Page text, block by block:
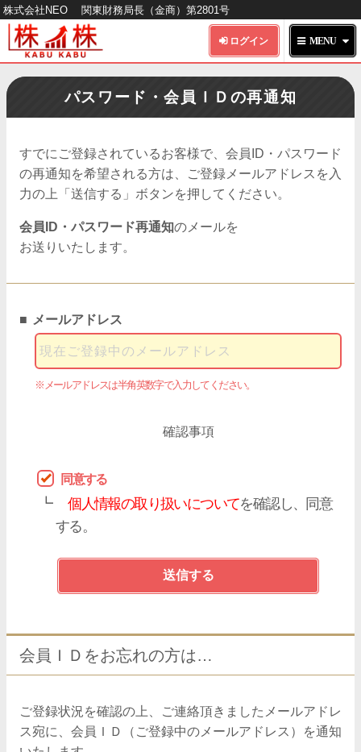
株式会社NEO 関東財務局長（金商）第2801号
HOME
提供プラン
サイトのご利用方法
パスワード・会員ＩＤの再通知
すでにご登録されているお客様で、会員ID・パスワード
の再通知を希望される方は、
ご登録メールアドレス を入
力の上
「送信する」ボタンを押してください。
会員ID・パスワード再通知の メールを
お送りいたします。
メールアドレス
※メールアドレスは半角英数字で入力してください。
確認事項
同意する
┗個人情報の取り扱いについてを確認し、同意
する。
会員ＩＤをお忘れの方は…
ご登録状況を確認の上、ご連絡頂きましたメールアドレ
ス宛に、会員ＩＤ（ご登録中のメールアドレス）を通知